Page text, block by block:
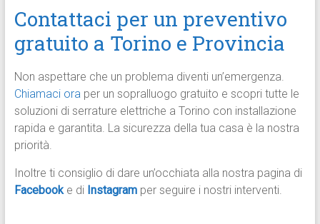
Contattaci per un preventivo
gratuito a Torino e Provincia
Non aspettare che un problema diventi un’emergenza.
Chiamaci oraper un sopralluogo gratuito e scopri tutte le
soluzioni di serrature elettriche a Torino con installazione
rapida e garantita. La sicurezza della tua casa è la nostra
priorità.
Inoltre ti consiglio di dare un’occhiata alla nostra pagina di
Facebook e di Instagram per seguire i nostri interventi.